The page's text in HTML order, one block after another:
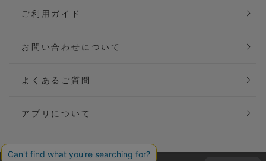
ご利用ガイド
お問い合わせについて
よくあるご質問
アプリについて